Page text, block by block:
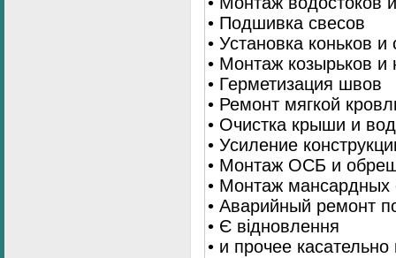
• Подшивка свесов
• Установка коньков и
• Монтаж козырьков и
• Герметизация швов
• Ремонт мягкой
• Очистка крыши и
• Усиление
• Монтаж ОСБ и
• Монтаж мансардных
• Аварийный ремонт
• Є відновлення
• и прочее